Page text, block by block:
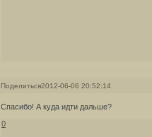
Поделиться2012-06-06 20:52:14
Спасибо! А куда идти дальше?
0